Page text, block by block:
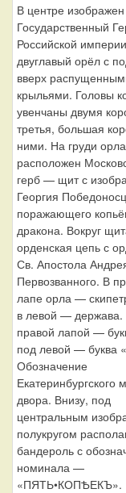
В центре изображен
Государственный
Российской
двуглавый орёл с
вверх
крыльями. Головы
увенчаны двумя
третья, большая
ними. На груди орла
расположен
герб — щит с
Георгия
поражающего
дракона. Вокруг
орденская цепь с
Св. Апостола
Первозванного. В
лапе орла —
в левой —
правой лапой —
под левой — буква
Обозначение
Екатеринбургского
двора. Внизу, под
центральным
полукругом
бандероль с
номинала —
«ПЯТЬ•КОПѢЕКЪ».